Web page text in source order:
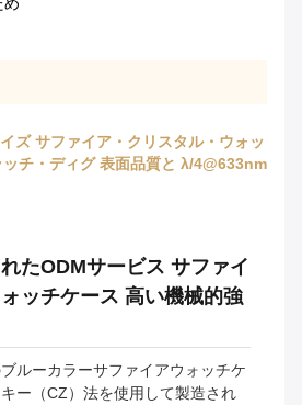
め
ズ サファイア・クリスタル・ウォッ
チ・ディグ 表面品質と λ/4@633nm
たODMサービス サファイ
ッチケース 高い機械的強
ルーカラーサファイアウォッチケ
ー（CZ）法を使用して製造され